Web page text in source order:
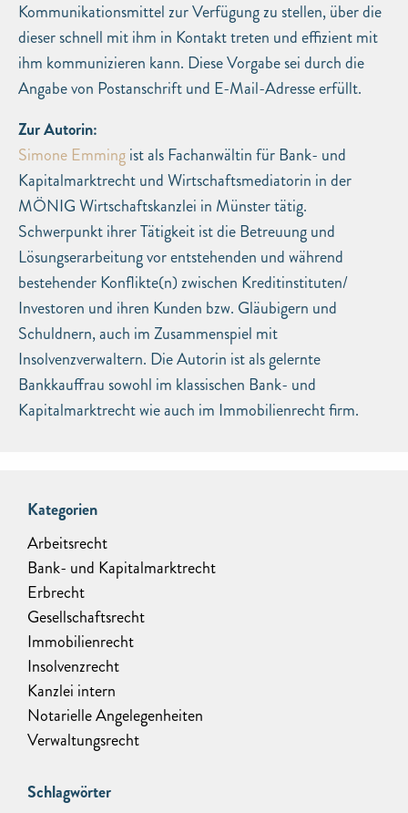
Kommunikationsmittel zur Verfügung zu stellen, über die
dieser schnell mit ihm in Kontakt treten und effizient mit
ihm kommunizieren kann. Diese Vorgabe sei durch die
Angabe von Postanschrift und E-Mail-Adresse erfüllt.
Zur Autorin:
Simone Emmingist als Fachanwältin für Bank- und
Kapitalmarktrecht und Wirtschaftsmediatorin in der
MÖNIG Wirtschaftskanzlei in Münster tätig.
Schwerpunkt ihrer Tätigkeit ist die Betreuung und
Lösungserarbeitung vor entstehenden und während
bestehender Konflikte(n) zwischen Kreditinstituten/
Investoren und ihren Kunden bzw. Gläubigern und
Schuldnern, auch im Zusammenspiel mit
Insolvenzverwaltern. Die Autorin ist als gelernte
Bankkauffrau sowohl im klassischen Bank- und
Kapitalmarktrecht wie auch im Immobilienrecht firm.
Kategorien
Arbeitsrecht
Bank- und Kapitalmarktrecht
Erbrecht
Gesellschaftsrecht
Immobilienrecht
Insolvenzrecht
Kanzlei intern
Notarielle Angelegenheiten
Verwaltungsrecht
Schlagwörter